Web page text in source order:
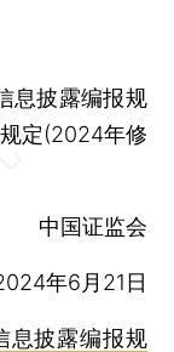
披露编报规
定(2024年修
中国证监会
年6月21日
息披露编报规